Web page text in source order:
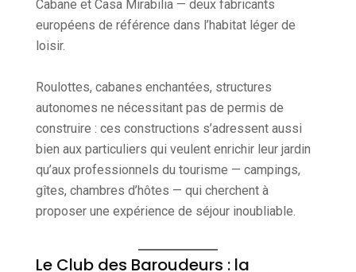
Cabane et Casa Mirabilia — deux fabricants
européens de référence dans l’habitat léger de
loisir.
Roulottes, cabanes enchantées, structures
autonomes ne nécessitant pas de permis de
construire : ces constructions s’adressent aussi
bien aux particuliers qui veulent enrichir leur jardin
qu’aux professionnels du tourisme — campings,
gîtes, chambres d’hôtes — qui cherchent à
proposer une expérience de séjour inoubliable.
Le Club des Baroudeurs : la